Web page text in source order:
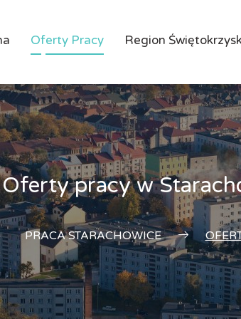
Oferty Pracy Region
Oferty pracy w
PRACA STARACHOWICE